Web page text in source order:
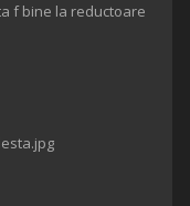
f bine la reductoare